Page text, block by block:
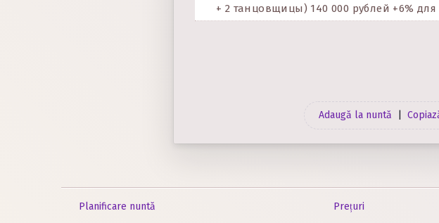
+ 2 танцовщицы) 140 000 рублей +6%
Adaugă la nuntă
Planificare nuntă Prețuri